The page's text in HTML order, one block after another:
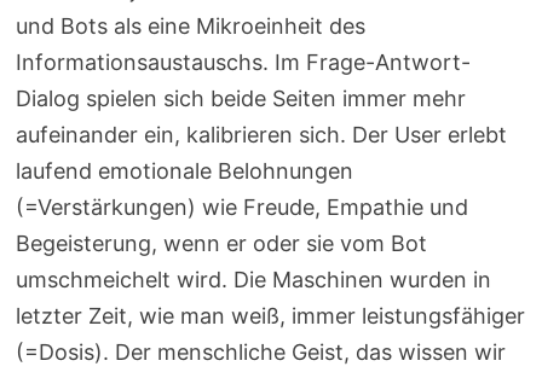
und Bots als eine Mikroeinheit des
Informationsaustauschs. Im Frage-Antwort-
Dialog spielen sich beide Seiten immer mehr
aufeinander ein, kalibrieren sich. Der User erlebt
laufend emotionale Belohnungen
(=Verstärkungen) wie Freude, Empathie und
Begeisterung, wenn er oder sie vom Bot
umschmeichelt wird. Die Maschinen wurden in
letzter Zeit, wie man weiß, immer leistungsfähiger
(=Dosis). Der menschliche Geist, das wissen wir